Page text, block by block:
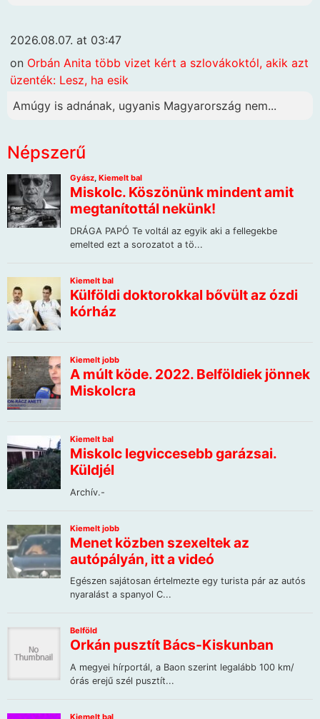
2026.08.07. at 03:47
on Orbán Anita több vizet kért a szlovákoktól, akik azt
üzenték: Lesz, ha esik
Amúgy is adnának, ugyanis Magyarország nem...
Népszerű